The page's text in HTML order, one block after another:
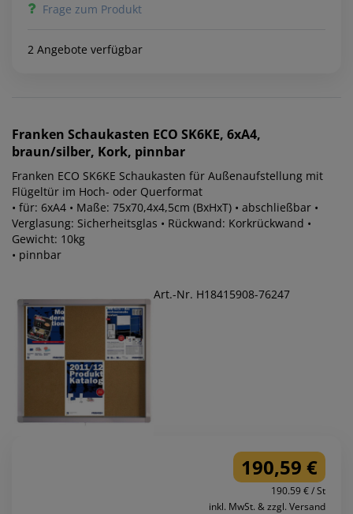
Frage zum Produkt
2 Angebote verfügbar
Franken Schaukasten ECO SK6KE, 6xA4,
braun/silber, Kork, pinnbar
Franken ECO SK6KE Schaukasten für Außenaufstellung mit
Flügeltür im Hoch- oder Querformat
• für: 6xA4 • Maße: 75x70,4x4,5cm (BxHxT) • abschließbar •
Verglasung: Sicherheitsglas • Rückwand: Korkrückwand •
Gewicht: 10kg
• pinnbar
Art.-Nr. H18415908-76247
190,59 €
190.59 € / St
inkl. MwSt. & zzgl. Versand